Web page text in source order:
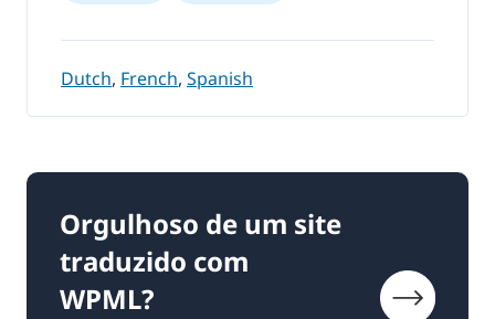
Dutch, French, Spanish
Orgulhoso de um site
traduzido com
WPML?